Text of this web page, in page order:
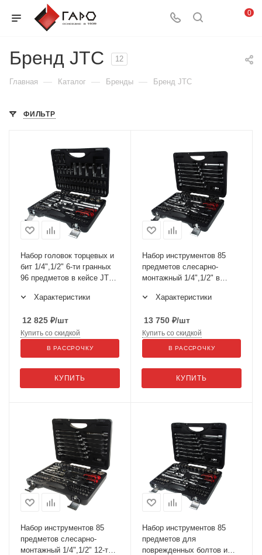
0
Бренд JTC 12
Главная — Каталог — Бренды — Бренд JTC
ФИЛЬТР
Набор головок торцевых и
бит 1/4",1/2" 6-ти гранных
96 предметов в кейсе JTC-
Характеристики
12 825 ₽/шт
КУПИТЬ
Купить со скидкой
В РАССРОЧКУ
Набор инструментов 85
предметов слесарно-
монтажный 1/4",1/2" в
Характеристики
13 750 ₽/шт
КУПИТЬ
Купить со скидкой
В РАССРОЧКУ
Набор инструментов 85
предметов слесарно-
монтажный 1/4",1/2" 12-ти
Набор инструментов 85
предметов для
поврежденных болтов и